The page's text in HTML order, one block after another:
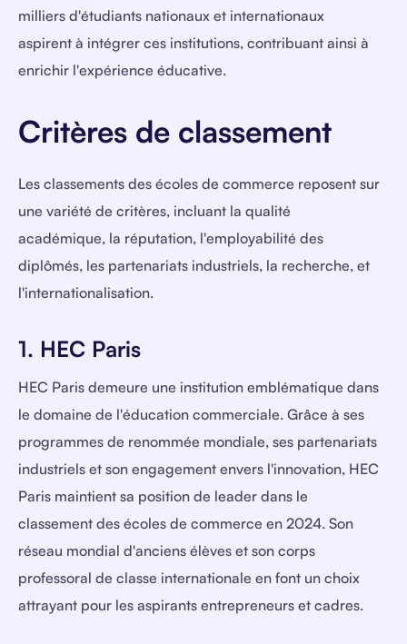
milliers d'étudiants nationaux et internationaux
aspirent à intégrer ces institutions, contribuant ainsi à
enrichir l'expérience éducative.
Critères de classement
Les classements des écoles de commerce reposent sur
une variété de critères, incluant la qualité
académique, la réputation, l'employabilité des
diplômés, les partenariats industriels, la recherche, et
l'internationalisation.
1. HEC Paris
HEC Paris demeure une institution emblématique dans
le domaine de l'éducation commerciale. Grâce à ses
programmes de renommée mondiale, ses partenariats
industriels et son engagement envers l'innovation, HEC
Paris maintient sa position de leader dans le
classement des écoles de commerce en 2024. Son
réseau mondial d'anciens élèves et son corps
professoral de classe internationale en font un choix
attrayant pour les aspirants entrepreneurs et cadres.